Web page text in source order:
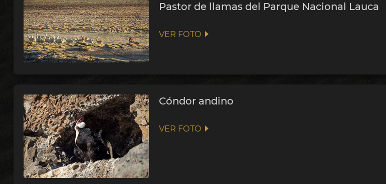
Pastor de llamas del Parque Nacional Lauca
VER FOTO
Cóndor andino
VER FOTO